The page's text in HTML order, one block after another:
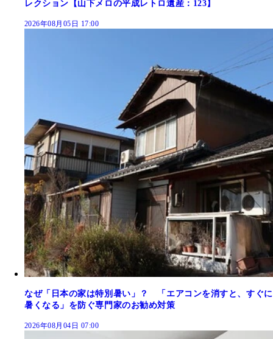
レクション【山下メロの平成レトロ遺産：123】
2026年08月05日 17:00
なぜ「日本の家は特別暑い」？ 「エアコンを消すと、すぐに
暑くなる」を防ぐ専門家のお勧め対策
2026年08月04日 07:00